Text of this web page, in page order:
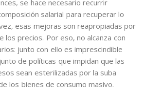
se hace necesario recurrir
salarial para recuperar lo
esas mejoras son reapropiadas por
los precios. Por eso, no alcanza con
junto con ello es imprescindible
de políticas que impidan que las
sean esterilizadas por la suba
los bienes de consumo masivo.